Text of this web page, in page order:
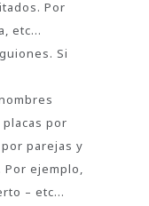
Por
etc…
Si
por
parejas y
Por ejemplo,
– etc…